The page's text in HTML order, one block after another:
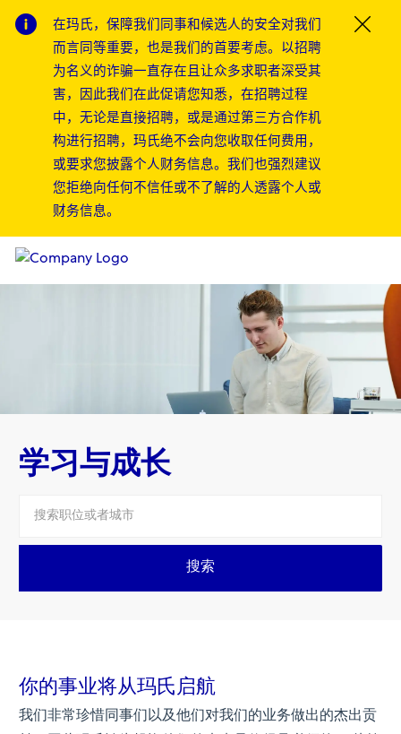
在玛氏，保障我们同事和候选人的安全对我们
而言同等重要，也是我们的首要考虑。以招聘
为名义的诈骗一直存在且让众多求职者深受其
害，因此我们在此促请您知悉，在招聘过程
中，无论是直接招聘，或是通过第三方合作机
构进行招聘，玛氏绝不会向您收取任何费用，
或要求您披露个人财务信息。我们也强烈建议
您拒绝向任何不信任或不了解的人透露个人或
财务信息。
学习与成长
搜索
你的事业将从玛氏启航
我们非常珍惜同事们以及他们对我们的业务做出的杰出贡